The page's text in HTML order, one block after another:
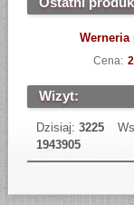
Werneria
Cena:
Wizyt:
Dzisiaj: 3225
1943905